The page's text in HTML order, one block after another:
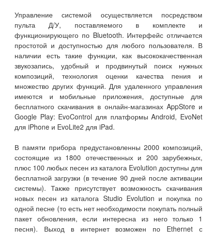
Управление системой осуществляется посредством
пульта Д/У, поставляемого в комплекте и
функционирующего по Bluetooth. Интерфейс отличается
простотой и доступностью для любого пользователя. В
наличии есть такие функции, как высококачественная
звукозапись, удобный и продвинутый поиск нужных
композиций, технология оценки качества пения и
множество других функций. Для удаленного управления
имеются и мобильные приложения, доступные для
бесплатного скачивания в онлайн-магазинах AppStore и
Google Play: EvoControl для платформы Android, EvoNet
для iPhone и EvoLite2 для iPad.
В памяти прибора предустановленны 2000 композиций,
состоящие из 1800 отечественных и 200 зарубежных,
плюс 100 любых песен из каталога Evolution доступны для
бесплатной загрузки (в течение 90 дней после активации
системы). Также присутствует возможность скачивания
новых песен из каталога Studio Evolution и покупка по
одной песне (то есть нет необходимости покупать полный
пакет обновления, если интересна из него только 1
песня). Выход в интернет возможен по Ethernet с